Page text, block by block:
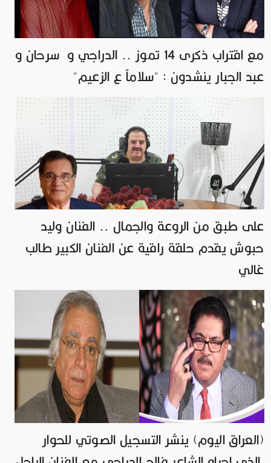
مع اقتراب ذكرى 14 تموز .. الدراجي و سرحان و
عبد الجبار ينشدون : "سلاماً ع الزعيم"
على طبق من الروعة والجمال .. الفنان وليد
حبوش يقدم حلقة راقية عن الفنان الكبير طالب
غالي
(العراق اليوم) ينشر التسجيل الصوتي للحوار